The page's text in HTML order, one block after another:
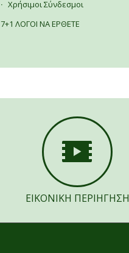
Χρήσιμοι Σύνδεσμοι
7+1 ΛΟΓΟΙ ΝΑ ΕΡΘΕΤΕ
ΕΙΚΟΝΙΚΗ ΠΕΡΙΗΓΗΣΗ